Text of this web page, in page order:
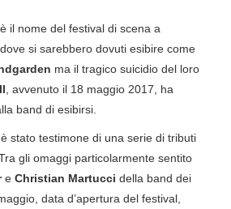
è il nome del festival di scena a
dove si sarebbero dovuti esibire come
ma il tragico suicidio del loro
, avvenuto il 18 maggio 2017, ha
band di esibirsi.
stato testimone di una serie di tributi
gli omaggi particolarmente sentito
eChristian Martucci della band dei
data d’apertura del festival,